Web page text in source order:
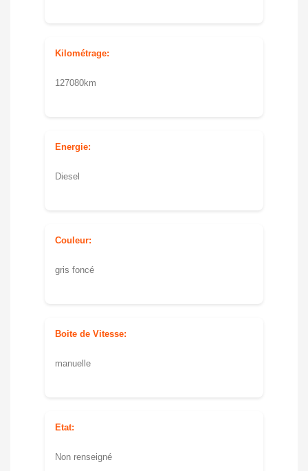
Kilométrage:
127080km
Energie:
Diesel
Couleur:
gris foncé
Boite de Vitesse:
manuelle
Etat:
Non renseigné